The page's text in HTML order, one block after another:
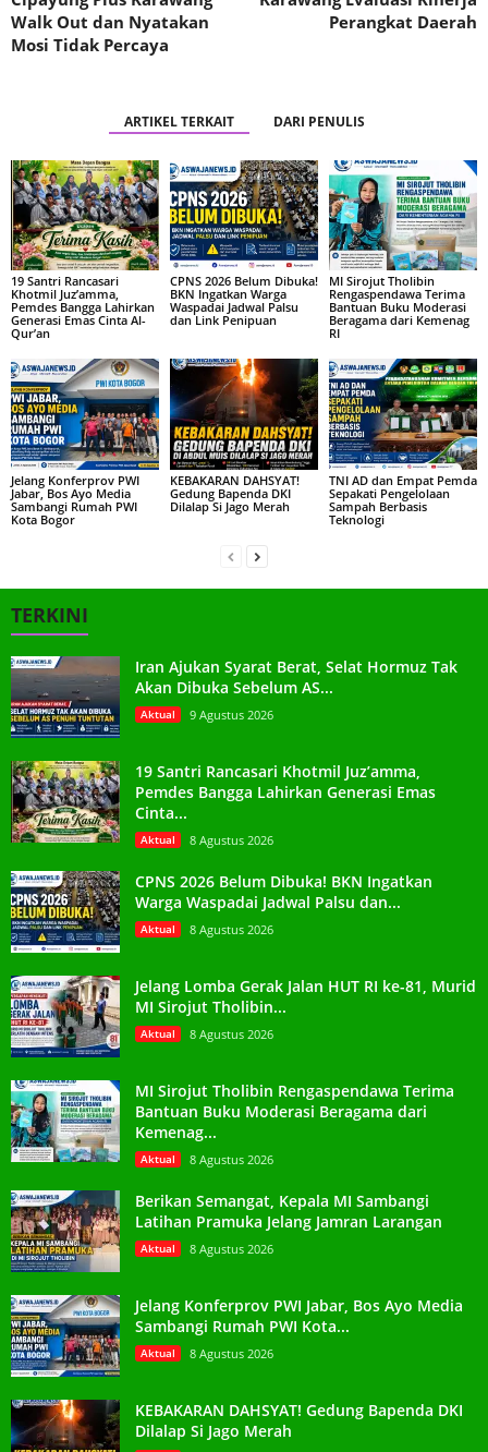
Walk Out dan Nyatakan
Mosi Tidak Percaya
Perangkat Daerah
ARTIKEL TERKAIT DARI PENULIS
19 Santri Rancasari
Khotmil Juz’amma,
Pemdes Bangga Lahirkan
Generasi Emas Cinta Al-
Qur’an
CPNS 2026 Belum Dibuka!
BKN Ingatkan Warga
Waspadai Jadwal Palsu
dan Link Penipuan
MI Sirojut Tholibin
Rengaspendawa Terima
Bantuan Buku Moderasi
Beragama dari Kemenag
RI
Jelang Konferprov PWI
Jabar, Bos Ayo Media
Sambangi Rumah PWI
Kota Bogor
KEBAKARAN DAHSYAT!
Gedung Bapenda DKI
Dilalap Si Jago Merah
TNI AD dan Empat Pemda
Sepakati Pengelolaan
Sampah Berbasis
Teknologi
TERKINI
Iran Ajukan Syarat Berat, Selat Hormuz Tak
Akan Dibuka Sebelum AS...
Aktual 9 Agustus 2026
19 Santri Rancasari Khotmil Juz’amma,
Pemdes Bangga Lahirkan Generasi Emas
Cinta...
Aktual 8 Agustus 2026
CPNS 2026 Belum Dibuka! BKN Ingatkan
Warga Waspadai Jadwal Palsu dan...
Aktual 8 Agustus 2026
Jelang Lomba Gerak Jalan HUT RI ke-81, Murid
MI Sirojut Tholibin...
Aktual 8 Agustus 2026
MI Sirojut Tholibin Rengaspendawa Terima
Bantuan Buku Moderasi Beragama dari
Kemenag...
Aktual 8 Agustus 2026
Berikan Semangat, Kepala MI Sambangi
Latihan Pramuka Jelang Jamran Larangan
Aktual 8 Agustus 2026
Jelang Konferprov PWI Jabar, Bos Ayo Media
Sambangi Rumah PWI Kota...
Aktual 8 Agustus 2026
KEBAKARAN DAHSYAT! Gedung Bapenda DKI
Dilalap Si Jago Merah